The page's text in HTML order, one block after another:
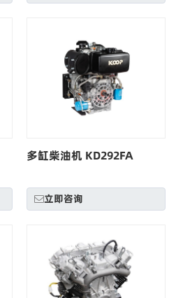
多缸柴油机 KD292FA
立即咨询